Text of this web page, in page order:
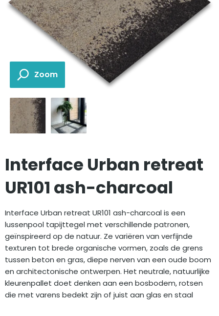
Interface Urban retreat
UR101 ash-charcoal
Interface Urban retreat UR101 ash-charcoal is een
lussenpool tapijttegel met verschillende patronen,
geïnspireerd op de natuur. Ze variëren van verfijnde
texturen tot brede organische vormen, zoals de grens
tussen beton en gras, diepe nerven van een oude boom
en architectonische ontwerpen. Het neutrale, natuurlijke
kleurenpallet doet denken aan een bosbodem, rotsen
die met varens bedekt zijn of juist aan glas en staal